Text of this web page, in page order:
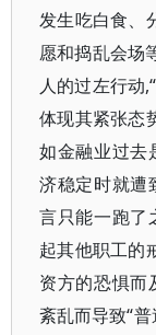
发生吃白食、
愿和捣乱会场
人的过左行动
体现其紧张态
如金融业过去
济稳定时就遭
言只能一跑了
起其他职工的
资方的恐惧而
紊乱而导致“